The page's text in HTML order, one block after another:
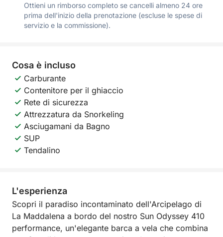
Ottieni un rimborso completo se cancelli almeno 24 ore
prima dell'inizio della prenotazione (escluse le spese di
servizio e la commissione).
Cosa è incluso
Carburante
Contenitore per il ghiaccio
Rete di sicurezza
Attrezzatura da Snorkeling
Asciugamani da Bagno
SUP
Tendalino
L'esperienza
Scopri il paradiso incontaminato dell'Arcipelago di
La Maddalena a bordo del nostro Sun Odyssey 410
performance, un'elegante barca a vela che combina